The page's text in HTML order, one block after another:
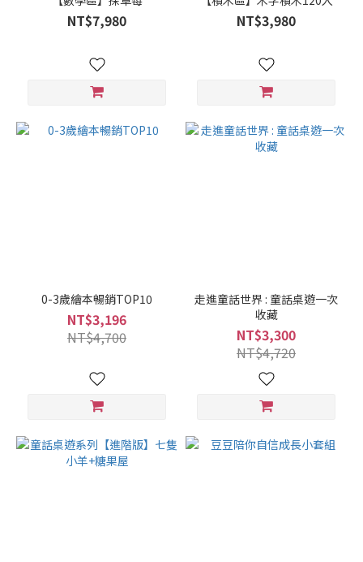
NT$7,980 NT$3,980
0-3歲繪本暢銷TOP10
NT$3,196
NT$4,700
走進童話世界 : 童話桌遊一次
收藏
NT$3,300
NT$4,720